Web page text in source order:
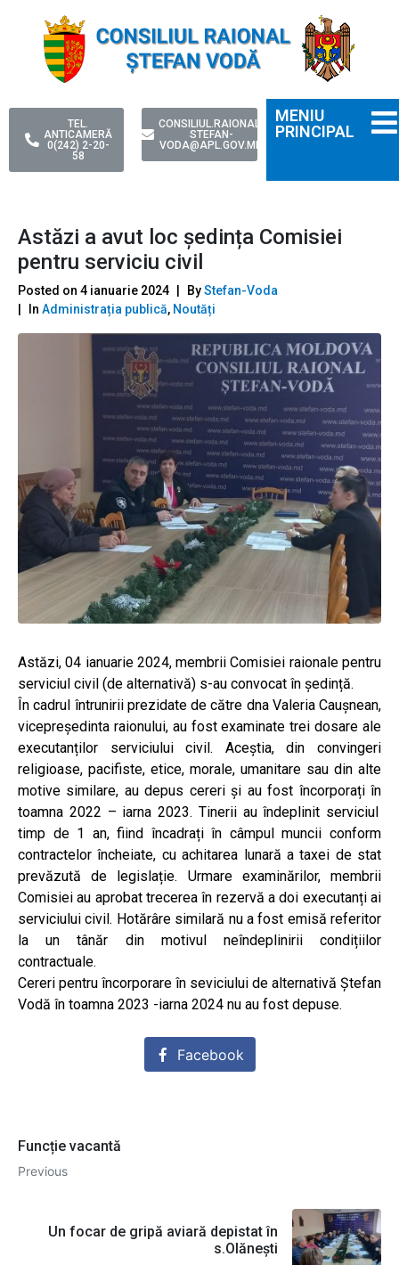
TEL.
ANTICAMERĂ
0(242) 2-20-
58
CONSILIUL.RAIONAL-
STEFAN-
VODA@APL.GOV.MD
MENIU
PRINCIPAL
Astăzi a avut loc ședința Comisiei
pentru serviciu civil
Posted on 4 ianuarie 2024 ByStefan-Voda
In Administrația publică, Noutăți
Astăzi, 04 ianuarie 2024, membrii Comisiei raionale pentru
serviciul civil (de alternativă) s-au convocat în ședință.
În cadrul întrunirii prezidate de către dna Valeria Caușnean,
vicepreședinta raionului, au fost examinate trei dosare ale
executanților serviciului civil. Aceștia, din convingeri
religioase, pacifiste, etice, morale, umanitare sau din alte
motive similare, au depus cereri și au fost încorporați în
toamna 2022 – iarna 2023. Tinerii au îndeplinit serviciul
timp de 1 an, fiind încadrați în câmpul muncii conform
contractelor încheiate, cu achitarea lunară a taxei de stat
prevăzută de legislație. Urmare examinărilor, membrii
Comisiei au aprobat trecerea în rezervă a doi executanți ai
serviciului civil. Hotărâre similară nu a fost emisă referitor
la un tânăr din motivul neîndeplinirii condițiilor
contractuale.
Cereri pentru încorporare în seviciului de alternativă Ștefan
Vodă în toamna 2023 -iarna 2024 nu au fost depuse.
Facebook
Funcție vacantă
Previous
Un focar de gripă aviară depistat în
s.Olănești